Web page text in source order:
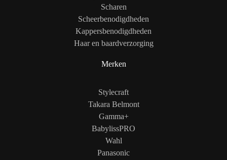
Scharen
Scheerbenodigdheden
Kappersbenodigdheden
Haar en baardverzorging
Merken
Stylecraft
Takara Belmont
Gamma+
BabylissPRO
Wahl
Panasonic